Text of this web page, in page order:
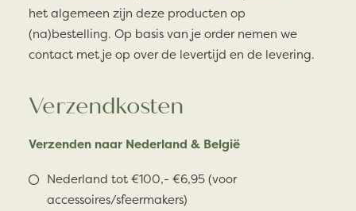
het algemeen zijn deze producten op
(na)bestelling. Op basis van je order nemen we
contact met je op over de levertijd en de levering.
Verzendkosten
Verzenden naar Nederland & België
Nederland tot €100,- €6,95 (voor
accessoires/sfeermakers)